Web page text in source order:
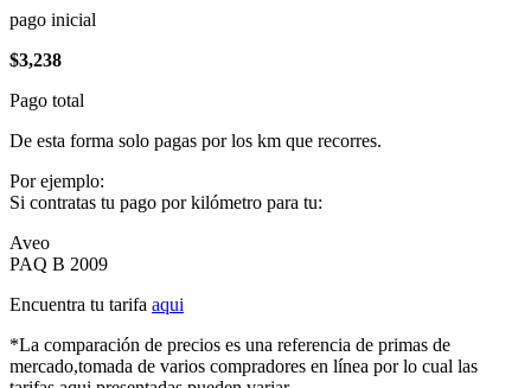
pago inicial
$3,238
Pago total
De esta forma solo pagas por los km que recorres.
Por ejemplo:
Si contratas tu pago por kilómetro para tu:
Aveo
PAQ B 2009
Encuentra tu tarifa aqui
*La comparación de precios es una referencia de primas de
mercado,tomada de varios compradores en línea por lo cual las